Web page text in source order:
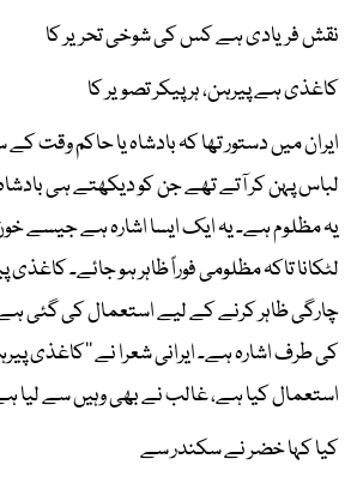
نقش فریادی ہے کس کی شوخی تحریر کا
کاغذی ہے پیرہن، ہر پیکر تصویر کا
ایران میں دستور تھا کہ بادشاہ یا حاکم وقت
لباس پہن کر آتے تھے جن کو دیکھتے ہی
یہ مظلوم ہے۔ یہ ایک ایسا اشارہ ہے جیسے خون
لٹکانا تاکہ مظلومی فوراً ظاہر ہو جائے۔
چارگی ظاہر کرنے کے لیے استعمال کی گئی
کی طرف اشارہ ہے۔ ایرانی شعرا نے ’’کاغذی
استعمال کیا ہے، غالب نے بھی وہیں سے لیا
کیا کہا خضر نے سکندر سے